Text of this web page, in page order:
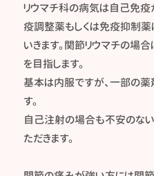
リウマチ科の病気は自己免疫
疫調整薬もしくは免疫抑制薬
いきます。関節リウマチの場
を目指します。
基本は内服ですが、一部の
す。
自己注射の場合も不安のな
ただきます。